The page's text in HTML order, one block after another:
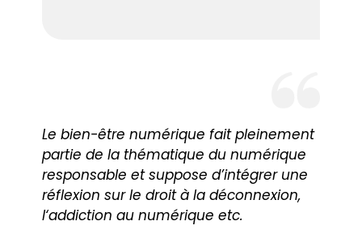
Le bien-être numérique fait pleinement
partie de la thématique du numérique
responsable et suppose d’intégrer une
réflexion sur le droit à la déconnexion,
l‘addiction au numérique etc.